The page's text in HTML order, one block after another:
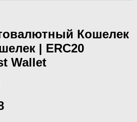
Кошелек
| ERC20
Wallet